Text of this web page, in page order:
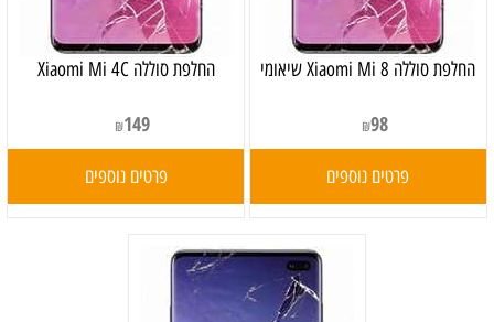
‏החלפת סוללה Xiaomi Mi 8 שיאומי
₪98
פרטים נוספים
החלפת סוללה Xiaomi Mi 4C
₪149
פרטים נוספים